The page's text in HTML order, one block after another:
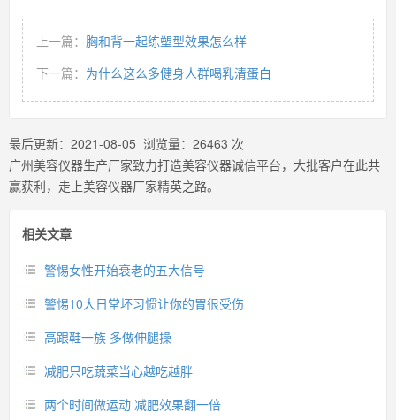
上一篇： 胸和背一起练塑型效果怎么样
下一篇： 为什么这么多健身人群喝乳清蛋白
最后更新： 2021-08-05 浏览量： 26463 次
广州美容仪器生产厂家致力打造美容仪器诚信平台，大批客户在此共
赢获利，走上美容仪器厂家精英之路。
相关文章
警惕女性开始衰老的五大信号
警惕10大日常坏习惯让你的胃很受伤
高跟鞋一族 多做伸腿操
减肥只吃蔬菜当心越吃越胖
两个时间做运动 减肥效果翻一倍